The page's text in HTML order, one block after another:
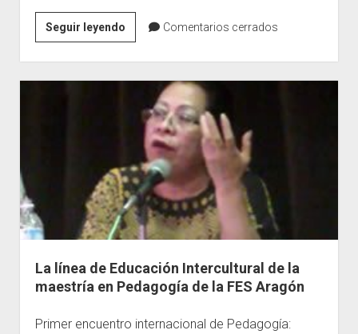
Seguir leyendoLas
innovaciones
pedagógicas
en
educación
intercultural
como
desafíos
para
la
práctica
docente
Comentarios cerrados
La línea de Educación Intercultural de la
maestría en Pedagogía de la FES Aragón
Primer encuentro internacional de Pedagogía: